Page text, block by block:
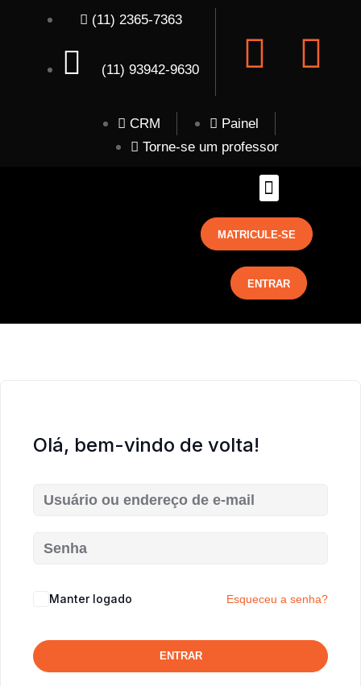
(11) 2365-7363
(11) 93942-9630
CRM
Painel
Torne-se um professor
MATRICULE-SE
ENTRAR
Olá, bem-vindo de volta!
Manter logado Esqueceu a senha?
ENTRAR